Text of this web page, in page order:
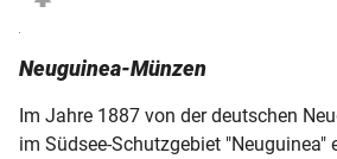
Neuguinea-Münzen
Im Jahre 1887 von der deutschen
im Südsee-Schutzgebiet "Neuguinea"